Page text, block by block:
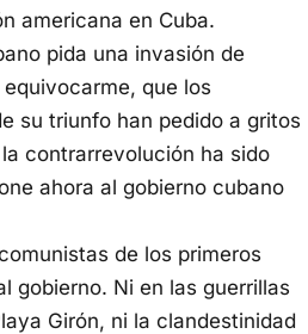
americana en Cuba.
pida una invasión de
que los
su triunfo han pedido a gritos
contrarrevolución ha sido
ahora al gobierno cubano
de los primeros
gobierno. Ni en las guerrillas
Girón, ni la clandestinidad